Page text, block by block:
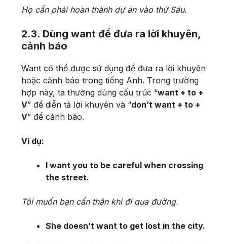
Họ cần phải hoàn thành dự án vào thứ Sáu.
2.3. Dùng want để đưa ra lời khuyên,
cảnh báo
Want có thể được sử dụng để đưa ra lời khuyên
hoặc cảnh báo trong tiếng Anh. Trong trường
hợp này, ta thường dùng cấu trúc “want + to +
V” để diễn tả lời khuyên và “don’t want + to +
V” để cảnh báo.
Ví dụ:
I want you to be careful when crossing
the street.
Tôi muốn bạn cẩn thận khi đi qua đường.
She doesn’t want to get lost in the city.